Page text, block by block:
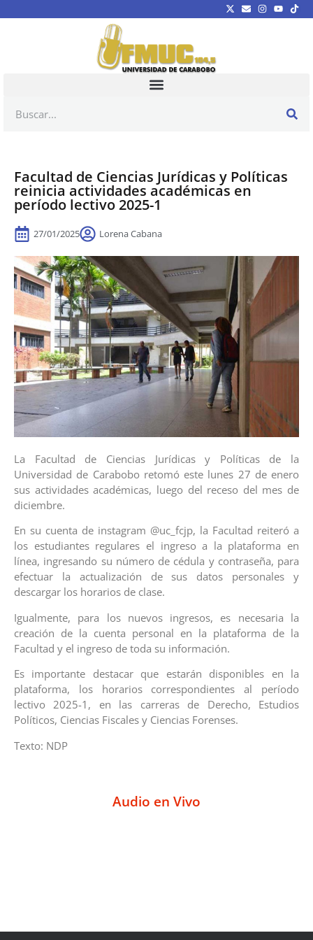
Facultad de Ciencias Jurídicas y Políticas
reinicia actividades académicas en
período lectivo 2025-1
27/01/2025 Lorena Cabana
La Facultad de Ciencias Jurídicas y Políticas de la
Universidad de Carabobo retomó este lunes 27 de enero
sus actividades académicas, luego del receso del mes de
diciembre.
En su cuenta de instagram @uc_fcjp, la Facultad reiteró a
los estudiantes regulares el ingreso a la plataforma en
línea, ingresando su número de cédula y contraseña, para
efectuar la actualización de sus datos personales y
descargar los horarios de clase.
Igualmente, para los nuevos ingresos, es necesaria la
creación de la cuenta personal en la plataforma de la
Facultad y el ingreso de toda su información.
Es importante destacar que estarán disponibles en la
plataforma, los horarios correspondientes al período
lectivo 2025-1, en las carreras de Derecho, Estudios
Políticos, Ciencias Fiscales y Ciencias Forenses.
Texto: NDP
Audio en Vivo